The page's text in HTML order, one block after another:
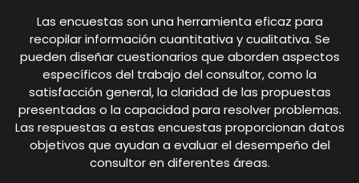
Las encuestas son una herramienta eficaz para
recopilar información cuantitativa y cualitativa. Se
pueden diseñar cuestionarios que aborden aspectos
específicos del trabajo del consultor, como la
satisfacción general, la claridad de las propuestas
presentadas o la capacidad para resolver problemas.
Las respuestas a estas encuestas proporcionan datos
objetivos que ayudan a evaluar el desempeño del
consultor en diferentes áreas.